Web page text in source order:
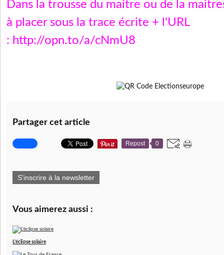
Dans la trousse du maitre ou de la
à placer sous la trace écrite + l'URL
: http://opn.to/a/cNmU8
Partager cet article
Repost 0
S'inscrire à la newsletter
Vous aimerez aussi :
L'éclipse solaire